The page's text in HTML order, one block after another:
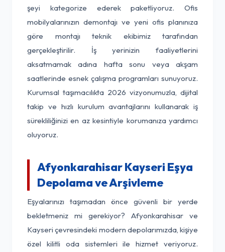
şeyi kategorize ederek paketliyoruz. Ofis
mobilyalarınızın demontajı ve yeni ofis planınıza
göre montajı teknik ekibimiz tarafından
gerçekleştirilir. İş yerinizin faaliyetlerini
aksatmamak adına hafta sonu veya akşam
saatlerinde esnek çalışma programları sunuyoruz.
Kurumsal taşımacılıkta 2026 vizyonumuzla, dijital
takip ve hızlı kurulum avantajlarını kullanarak iş
sürekliliğinizi en az kesintiyle korumanıza yardımcı
oluyoruz.
Afyonkarahisar Kayseri Eşya
Depolama ve Arşivleme
Eşyalarınızı taşımadan önce güvenli bir yerde
bekletmeniz mi gerekiyor? Afyonkarahisar ve
Kayseri çevresindeki modern depolarımızda, kişiye
özel kilitli oda sistemleri ile hizmet veriyoruz.